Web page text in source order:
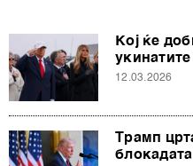
Кој ќе
12.03.2026
Трамп